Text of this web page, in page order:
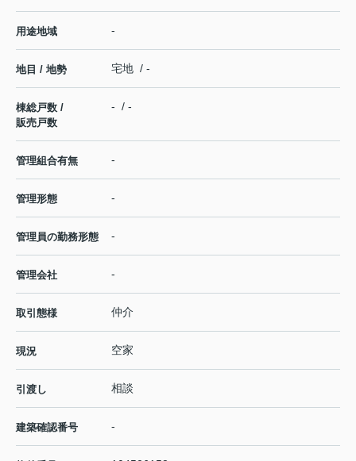
用途地域 -
地目 / 地勢 宅地 / -
棟総戸数 /
販売戸数
- / -
管理組合有無 -
管理形態 -
管理員の勤務形態 -
管理会社 -
取引態様 仲介
現況 空家
引渡し 相談
建築確認番号 -